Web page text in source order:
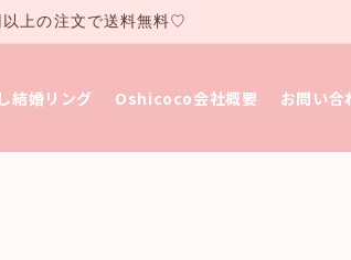
上の注文で送料無料♡
結婚リング Oshicoco会社概要 お問い合